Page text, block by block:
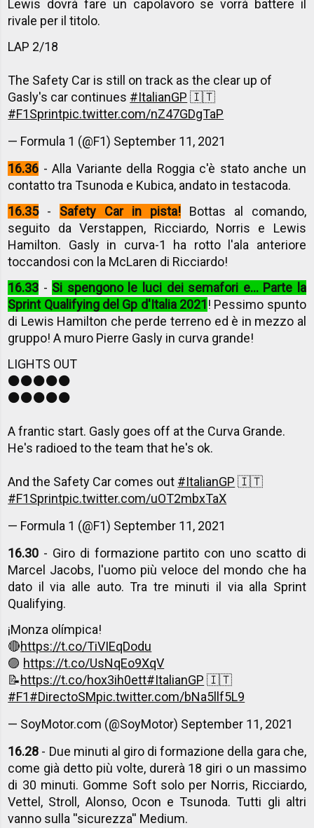
Lewis dovrà fare un capolavoro se vorrà battere il
rivale per il titolo.
LAP 2/18
The Safety Car is still on track as the clear up of
Gasly's car continues #ItalianGP 🇮🇹
#F1Sprintpic.twitter.com/nZ47GDgTaP
— Formula 1 (@F1) September 11, 2021
16.36 - Alla Variante della Roggia c'è stato anche un
contatto tra Tsunoda e Kubica, andato in testacoda.
16.35- Safety Car in pista!Bottas al comando,
seguito da Verstappen, Ricciardo, Norris e Lewis
Hamilton. Gasly in curva-1 ha rotto l'ala anteriore
toccandosi con la McLaren di Ricciardo!
16.33 - Si spengono le luci dei semafori e... Parte la
Sprint Qualifying del Gp d'Italia 2021 ! Pessimo spunto
di Lewis Hamilton che perde terreno ed è in mezzo al
gruppo! A muro Pierre Gasly in curva grande!
LIGHTS OUT
⚫️⚫️⚫️⚫️⚫️
⚫️⚫️⚫️⚫️⚫️
A frantic start. Gasly goes off at the Curva Grande.
He's radioed to the team that he's ok.
And the Safety Car comes out #ItalianGP 🇮🇹
#F1Sprintpic.twitter.com/uOT2mbxTaX
— Formula 1 (@F1) September 11, 2021
16.30 - Giro di formazione partito con uno scatto di
Marcel Jacobs, l'uomo più veloce del mondo che ha
dato il via alle auto. Tra tre minuti il via alla Sprint
Qualifying.
¡Monza olímpica!
🔴https://t.co/TiVIEqDodu
🟣 https://t.co/UsNqEo9XqV
📝https://t.co/hox3ih0ett#ItalianGP 🇮🇹
#F1#DirectoSMpic.twitter.com/bNa5llf5L9
— SoyMotor.com (@SoyMotor) September 11, 2021
16.28 - Due minuti al giro di formazione della gara che,
come già detto più volte, durerà 18 giri o un massimo
di 30 minuti. Gomme Soft solo per Norris, Ricciardo,
Vettel, Stroll, Alonso, Ocon e Tsunoda. Tutti gli altri
vanno sulla ''sicurezza'' Medium.